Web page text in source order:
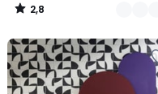
2,8
/